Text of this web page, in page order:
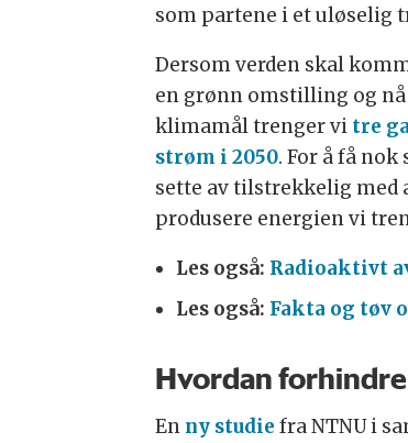
som partene i et uløselig
Dersom verden skal
en grønn omstilling og nå
klimamål trenger vi tre
strøm i 2050. For å få
sette av tilstrekkelig med
produsere energien vi
Les også: Radioaktivt
Les også: Fakta og tøv
Hvordan
En ny studie fra NTNU i